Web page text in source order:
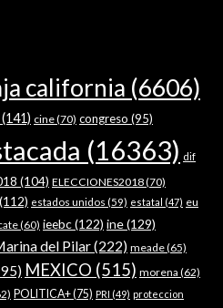
california (6606)
(141) cine(70) congreso (95)
(16363) dif
(104) ELECCIONES2018(70)
(112) estados unidos (59) estatal (47) eu
(60) ieebc(122) ine(129)
del Pilar(222) meade(65)
MEXICO (515) morena (62)
POLITICA+(75) PRI (49) proteccion